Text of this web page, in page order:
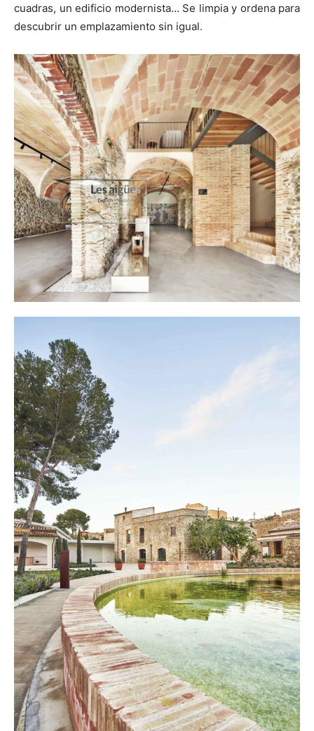
cuadras, un edificio modernista… Se limpia y ordena para
descubrir un emplazamiento sin igual.